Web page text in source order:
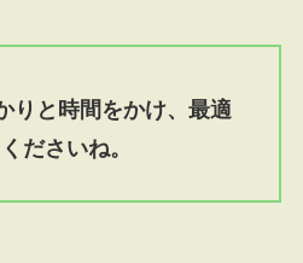
りと時間をかけ、最適
ださいね。